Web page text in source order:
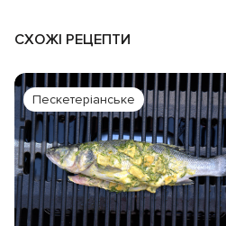
СХОЖІ РЕЦЕПТИ
Пескетеріанське